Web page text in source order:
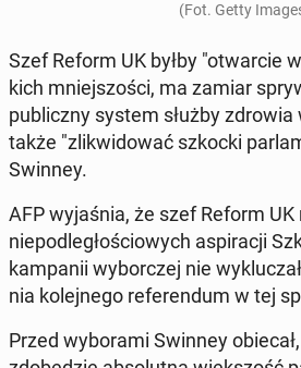
(Fot. Getty
Szef Reform UK byłby "ot­war­cie
kich mniejs­zoś­ci, ma zamiar
pub­liczny system służby zdrowia
także "zlik­wid­ować szkocki
Swinney.
AFP wy­jaś­nia, że szef Reform UK
niepodległoś­ciowych as­piracji
kam­panii wybor­czej nie
nia kole­jnego ref­er­en­dum w tej
Przed wyb­o­ra­mi Swinney